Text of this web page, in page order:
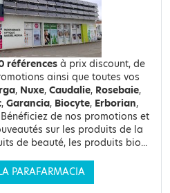
références à prix discount, de
ainsi que toutes vos
, Nuxe, Caudalie, Rosebaie,
, Garancia, Biocyte, Erborian,
Bénéficiez de nos promotions et
sur les produits de la
de beauté, les produits bio...
PARAFARMACIA